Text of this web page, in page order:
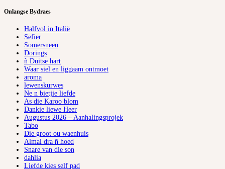
Onlangse Bydraes
Halfvol in Italië
Sefier
Somersneeu
Dorings
ñ Duitse hart
Waar siel en liggaam ontmoet
aroma
lewenskurwes
Ne n bietjie liefde
As die Karoo blom
Dankie liewe Heer
Augustus 2026 – Aanhalingsprojek
Tabo
Die groot ou waenhuis
Almal dra ñ hoed
Snare van die son
dahlia
Liefde kies self pad